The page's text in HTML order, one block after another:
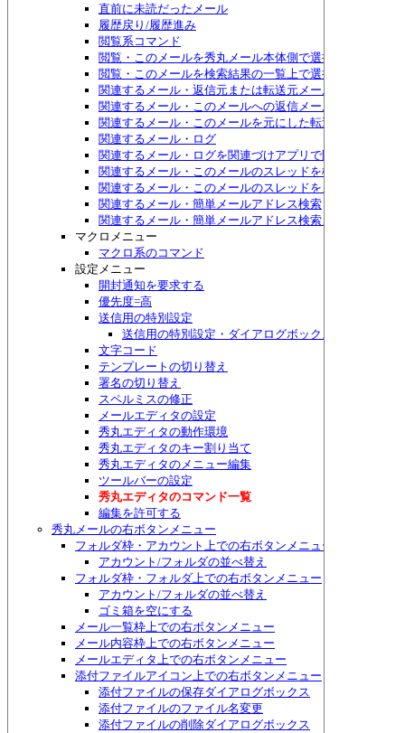
直前に未読だったメール
履歴戻り/履歴進み
閲覧系コマンド
閲覧・このメールを秀丸メール本体側で選択する
閲覧・このメールを検索結果の一覧上で選択する
関連するメール・返信元または転送元メール
関連するメール・このメールへの返信メール
関連するメール・このメールを元にした転送メール
関連するメール・ログ
関連するメール・ログを関連づけアプリで開く
関連するメール・このメールのスレッドを検索
関連するメール・このメールのスレッドをメニュー表示
関連するメール・簡単メールアドレス検索
関連するメール・簡単メールアドレス検索メニュー表示
マクロメニュー
マクロ系のコマンド
設定メニュー
開封通知を要求する
優先度=高
送信用の特別設定
送信用の特別設定・ダイアログボックス
文字コード
テンプレートの切り替え
署名の切り替え
スペルミスの修正
メールエディタの設定
秀丸エディタの動作環境
秀丸エディタのキー割り当て
秀丸エディタのメニュー編集
ツールバーの設定
秀丸エディタのコマンド一覧
編集を許可する
秀丸メールの右ボタンメニュー
フォルダ枠・アカウント上での右ボタンメニュー
アカウント/フォルダの並べ替え
フォルダ枠・フォルダ上での右ボタンメニュー
アカウント/フォルダの並べ替え
ゴミ箱を空にする
メール一覧枠上での右ボタンメニュー
メール内容枠上での右ボタンメニュー
メールエディタ上での右ボタンメニュー
添付ファイルアイコン上での右ボタンメニュー
添付ファイルの保存ダイアログボックス
添付ファイルのファイル名変更
添付ファイルの削除ダイアログボックス